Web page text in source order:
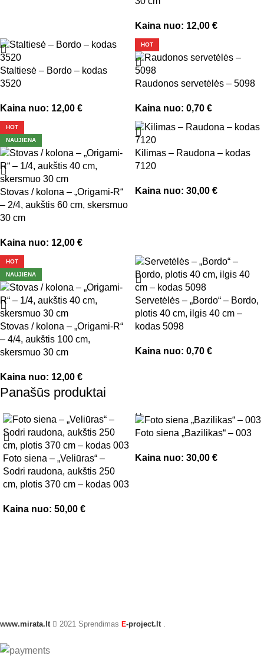
Kaina nuo: 12,00 €
Staltiesė – Bordo – kodas
3520
Kaina nuo: 12,00 €
HOT
Raudonos servetėlės – 5098
Kaina nuo: 0,70 €
HOT
NAUJIENA
Stovas / kolona – „Origami-R“
– 2/4, aukštis 60 cm, skersmuo
30 cm
Kaina nuo: 12,00 €
Kilimas – Raudona – kodas
7120
Kaina nuo: 30,00 €
HOT
NAUJIENA
Stovas / kolona – „Origami-R“
– 4/4, aukštis 100 cm,
skersmuo 30 cm
Kaina nuo: 12,00 €
Servetėlės – „Bordo“ – Bordo,
plotis 40 cm, ilgis 40 cm –
kodas 5098
Kaina nuo: 0,70 €
Panašūs produktai
Foto siena – „Veliūras“ –
Sodri raudona, aukštis 250
cm, plotis 370 cm – kodas 003
Kaina nuo: 50,00 €
Foto siena „Bazilikas“ – 003
Kaina nuo: 30,00 €
www.mirata.lt 2021 Sprendimas E-project.lt .